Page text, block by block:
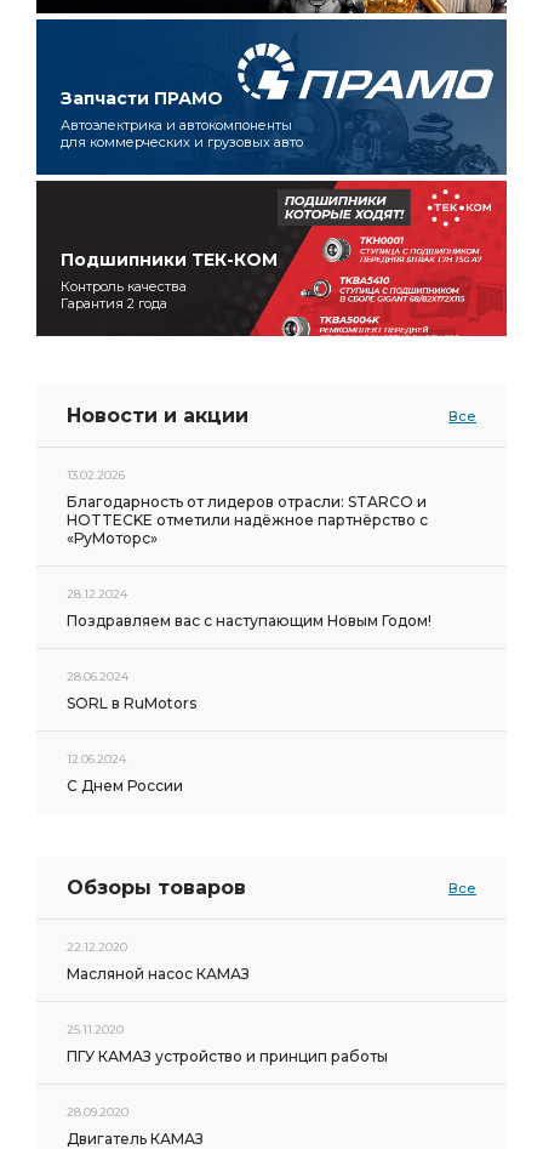
Запчасти ПРАМО
Автоэлектрика и автокомпоненты
для коммерческих и грузовых авто
Подшипники ТЕК-КОМ
Контроль качества
Гарантия 2 года
Новости и акции Все
13.02.2026
Благодарность от лидеров отрасли: STARCO и
HOTTECKE отметили надёжное партнёрство с
«РуМоторс»
28.12.2024
Поздравляем вас с наступающим Новым Годом!
28.06.2024
SORL в RuMotors
12.06.2024
С Днем России
Обзоры товаров Все
22.12.2020
Масляной насос КАМАЗ
25.11.2020
ПГУ КАМАЗ устройство и принцип работы
28.09.2020
Двигатель КАМАЗ